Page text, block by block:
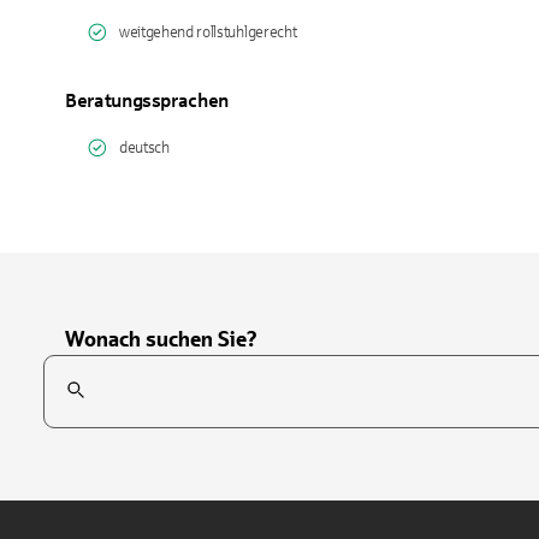
weitgehend rollstuhlgerecht
Beratungssprachen
deutsch
Wonach suchen Sie?
Suchfeld